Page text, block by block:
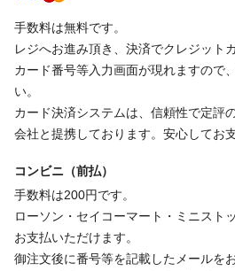
手数料は無料です。
レジへお進み頂き、決済でクレジット
カード番号等入力画面が現れますので
い。
カード決済システムは、信頼性で定評
会社と提携しております。安心してお
コンビニ（前払）
手数料は200円です。
ローソン・セイコーマート・ミニスト
お支払いただけます。
御注文後に番号等を記載したメールを